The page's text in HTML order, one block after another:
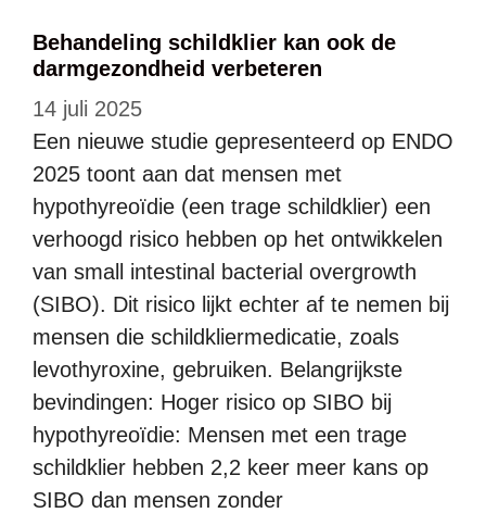
Behandeling schildklier kan ook de
darmgezondheid verbeteren
14 juli 2025
Een nieuwe studie gepresenteerd op ENDO
2025 toont aan dat mensen met
hypothyreoïdie (een trage schildklier) een
verhoogd risico hebben op het ontwikkelen
van small intestinal bacterial overgrowth
(SIBO). Dit risico lijkt echter af te nemen bij
mensen die schildkliermedicatie, zoals
levothyroxine, gebruiken. Belangrijkste
bevindingen: Hoger risico op SIBO bij
hypothyreoïdie: Mensen met een trage
schildklier hebben 2,2 keer meer kans op
SIBO dan mensen zonder